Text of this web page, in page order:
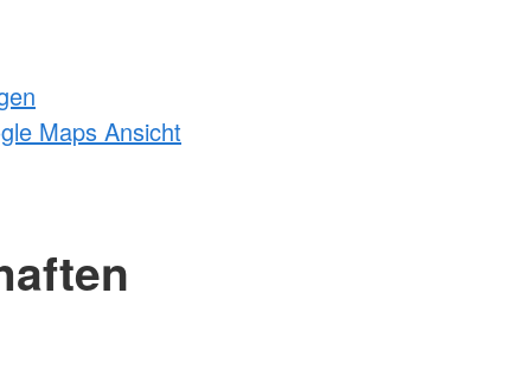
Maps Ansicht